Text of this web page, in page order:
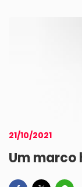
21/10/2021
Um marco